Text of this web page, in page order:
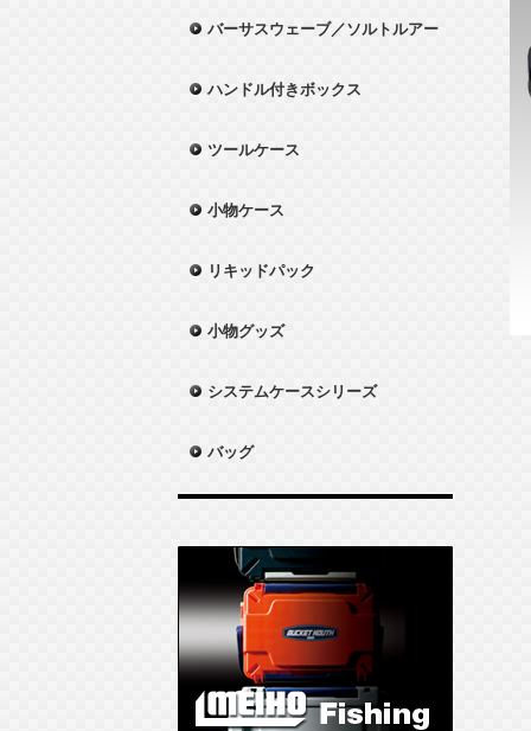
バーサスウェーブ／ソルトルアー
ハンドル付きボックス
ツールケース
小物ケース
リキッドパック
小物グッズ
システムケースシリーズ
バッグ